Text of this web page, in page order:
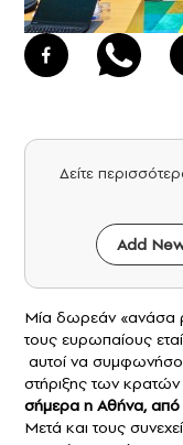
Δείτε
Add
Μία δωρεάν «ανάσα
τους ευρωπαίους
αυτοί να
στήριξης των
σήμερα η Αθήνα, από
Μετά και τους